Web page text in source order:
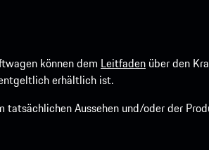
können dem Leitfaden über den
erhältlich ist.
Aussehen und/oder der